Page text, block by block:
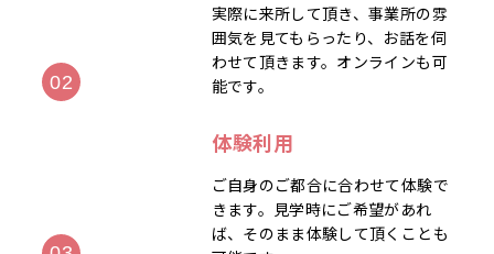
実際に来所して頂き、事業所の雰
囲気を見てもらったり、お話を伺
わせて頂きます。オンラインも可
能です。
体験利用
ご自身のご都合に合わせて体験で
きます。見学時にご希望があれ
ば、そのまま体験して頂くことも